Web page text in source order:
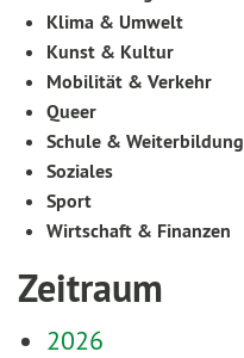
Klima & Umwelt
Kunst & Kultur
Mobilität & Verkehr
Queer
Schule & Weiterbildung
Soziales
Sport
Wirtschaft & Finanzen
Zeitraum
2026